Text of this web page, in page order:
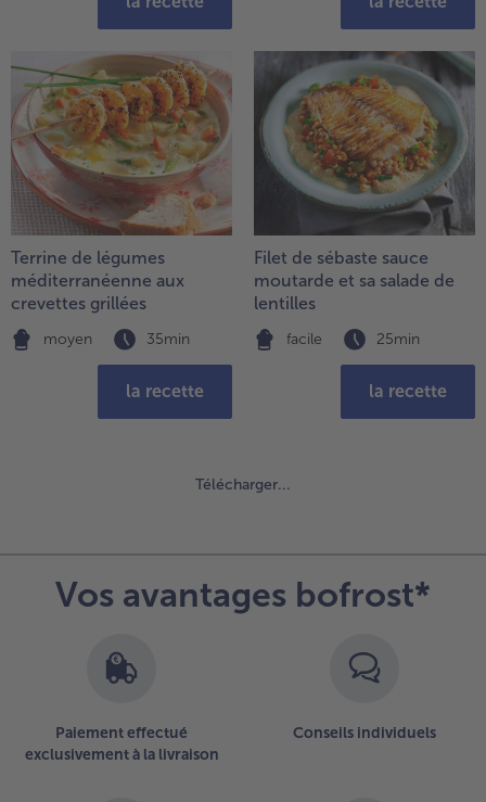
Terrine de légumes
méditerranéenne aux
crevettes grillées
moyen 35min
la recette
Filet de sébaste sauce
moutarde et sa salade de
lentilles
facile 25min
la recette
Télécharger...
la
d’ensemble
articles
sur
Vos avantages bofrost*
Paiement effectué
exclusivement à la livraison
Conseils individuels